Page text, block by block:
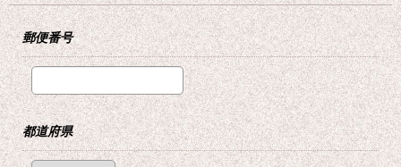
郵便番号
都道府県